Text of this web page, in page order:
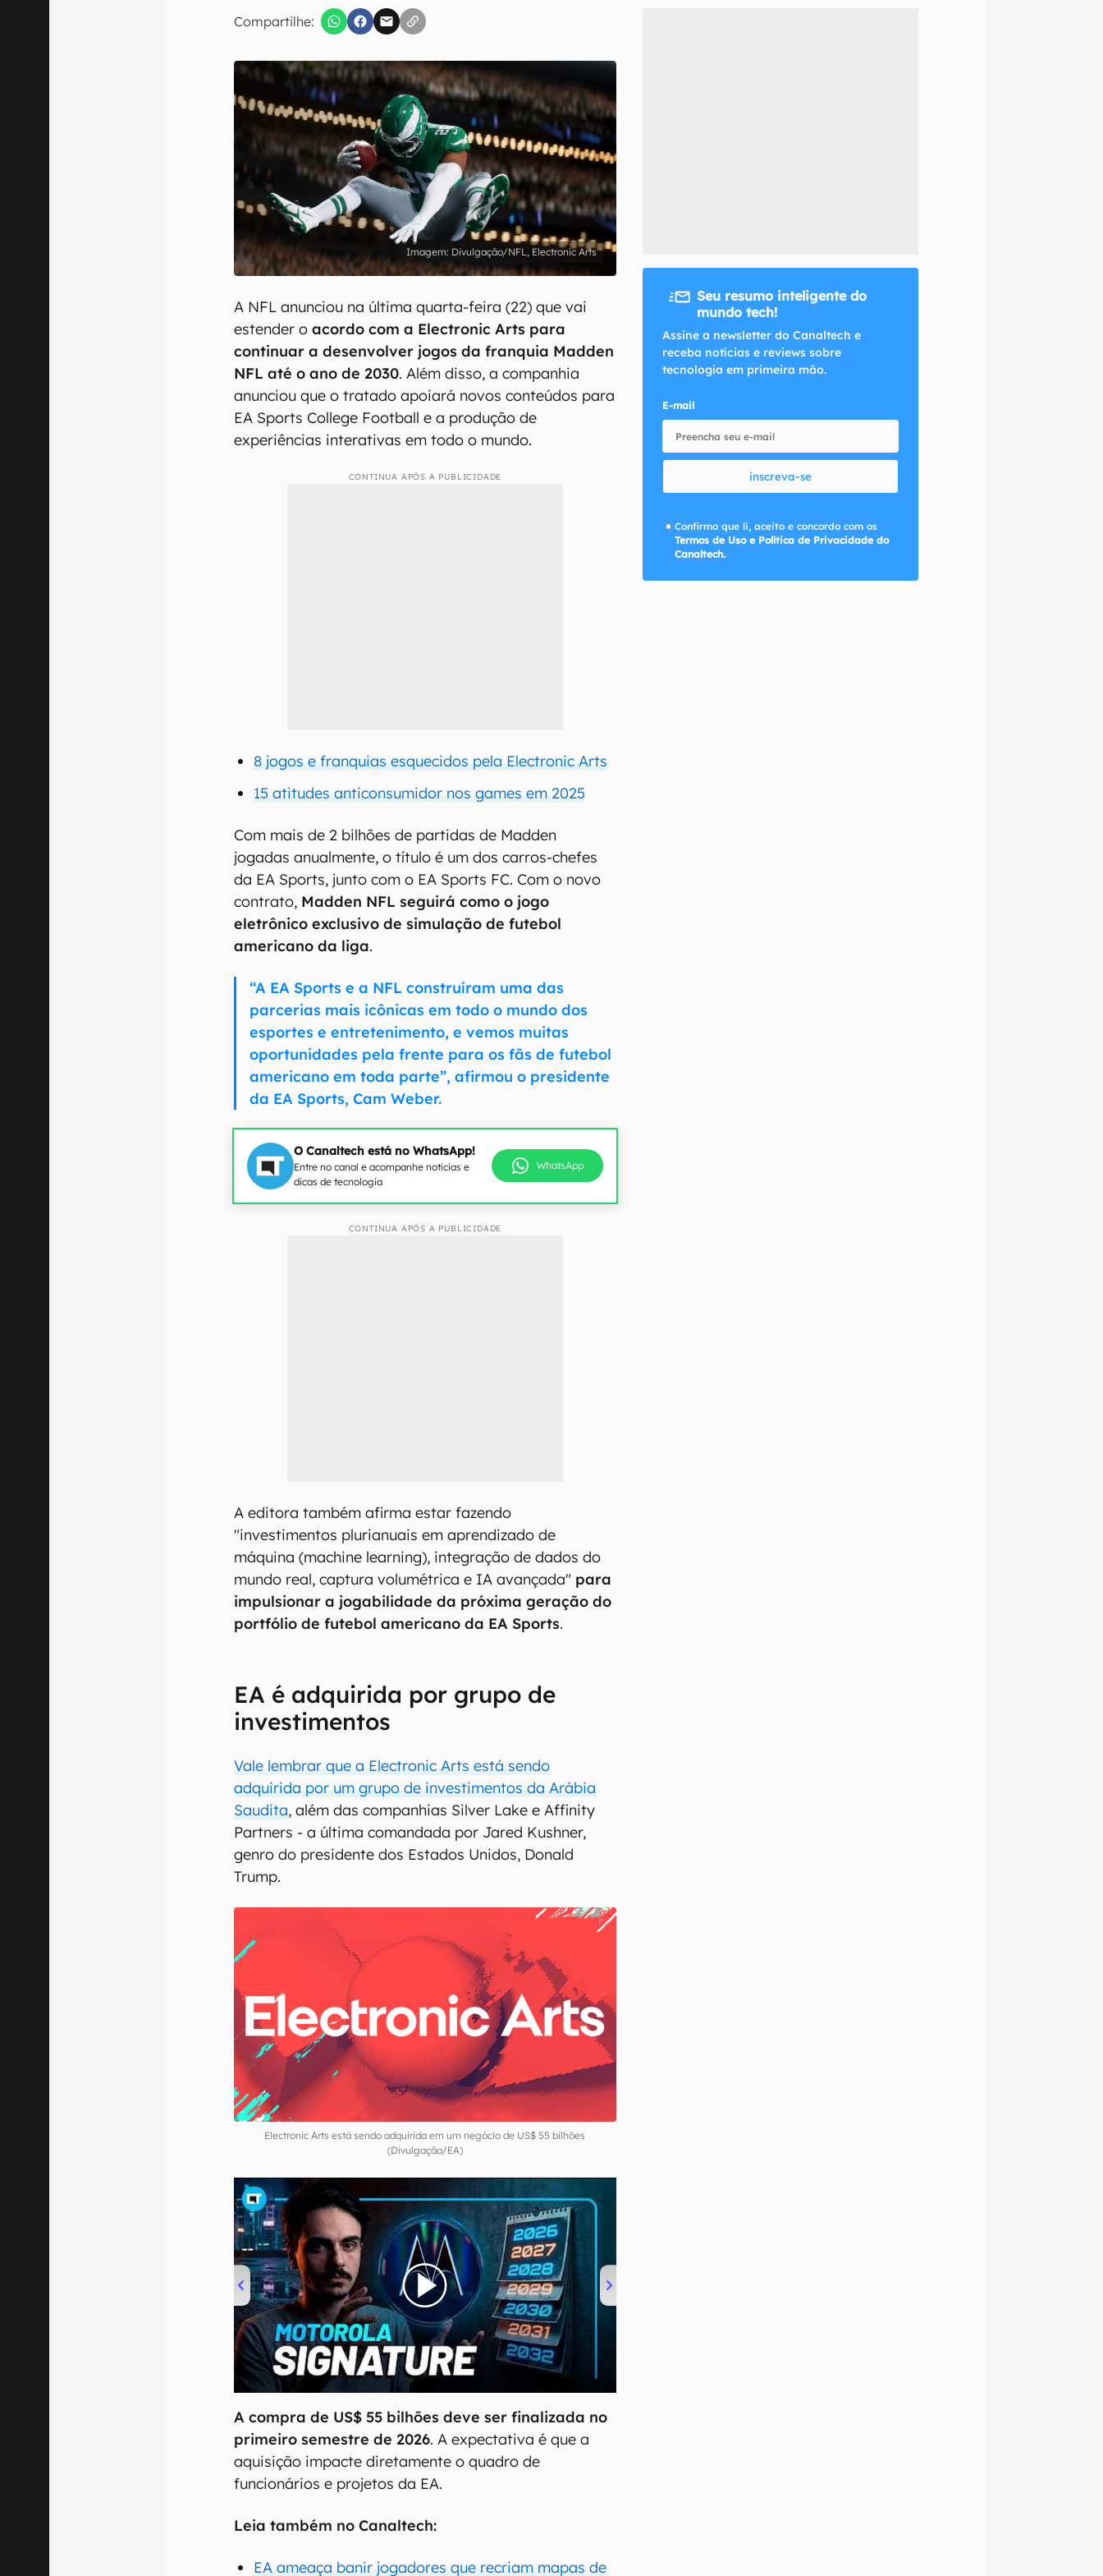
Compartilhe:
inscreva-se
Confirmo que li, aceito e concordo com os Termos de Uso e Política de Privacidade do Canaltech.
Divulgação/NFL, Electronic Arts
A NFL anunciou na última quarta-feira (22) que vai
estender oacordo com a Electronic Arts para
continuar a desenvolver jogos da franquia Madden
NFL até o ano de 2030. Além disso, a companhia
anunciou que o tratado apoiará novos conteúdos para
EA Sports College Football e a produção de
experiências interativas em todo o mundo.
CONTINUA APÓS A PUBLICIDADE
8 jogos e franquias esquecidos pela Electronic Arts
15 atitudes anticonsumidor nos games em 2025
Com mais de 2 bilhões de partidas de Madden
jogadas anualmente, o título é um dos carros-chefes
da EA Sports, junto com o EA Sports FC. Com o novo
contrato, Madden NFL seguirá como o jogo
eletrônico exclusivo de simulação de futebol
americano da liga.
“A EA Sports e a NFL construíram uma das
parcerias mais icônicas em todo o mundo dos
esportes e entretenimento, e vemos muitas
oportunidades pela frente para os fãs de futebol
americano em toda parte”, afirmou o presidente
da EA Sports, Cam Weber.
O Canaltech está no WhatsApp!
Entre no canal e acompanhe notícias e
dicas de tecnologia
WhatsApp
CONTINUA APÓS A PUBLICIDADE
A editora também afirma estar fazendo
"investimentos plurianuais em aprendizado de
máquina (machine learning), integração de dados do
mundo real, captura volumétrica e IA avançada" para
impulsionar a jogabilidade da próxima geração do
portfólio de futebol americano da EA Sports.
EA é adquirida por grupo de
investimentos
Vale lembrar que a Electronic Arts está sendo
adquirida por um grupo de investimentos da Arábia
Saudita, além das companhias Silver Lake e Affinity
Partners - a última comandada por Jared Kushner,
genro do presidente dos Estados Unidos, Donald
Trump.
Electronic Arts está sendo adquirida em um negócio de US$ 55 bilhões
(Divulgação/EA)
00:00 20:46
A compra de US$ 55 bilhões deve ser finalizada no
primeiro semestre de 2026. A expectativa é que a
aquisição impacte diretamente o quadro de
funcionários e projetos da EA.
Leia também no Canaltech:
EA ameaça banir jogadores que recriam mapas de
Seu resumo inteligente do
mundo tech!
Assine a newsletter do Canaltech e
receba notícias e reviews sobre
tecnologia em primeira mão.
E-mail
inscreva-se
Confirmo que li, aceito e concordo com os
Termos de Uso e Política de Privacidade do
Canaltech.